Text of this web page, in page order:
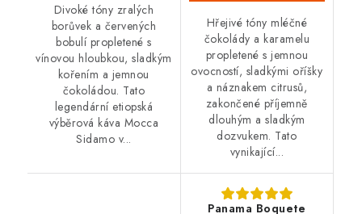
Divoké tóny zralých
borůvek a červených
bobulí propletené s
vínovou hloubkou, sladkým
kořením a jemnou
čokoládou. Tato
legendární etiopská
výběrová káva Mocca
Sidamo v...
Hřejivé tóny mléčné
čokolády a karamelu
propletené s jemnou
ovocností, sladkými oříšky
a náznakem citrusů,
zakončené příjemně
dlouhým a sladkým
dozvukem. Tato
vynikající...
Panama Boquete